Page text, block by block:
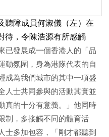
聽障成員何淑儀（左）在
待，令陳浩源有所感觸
已發展成一個香港人的「品
動氛圍，身為港隊代表的自
成為我們城市的其中一項盛
人士共同參與的活動其實並
真的十分有意義。」他同時
制，多接觸不同的體育活
士多加包容，「剛才都聽到